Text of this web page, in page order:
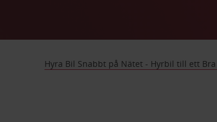
Hyra Bil Snabbt på Nätet - Hyrbil till ett